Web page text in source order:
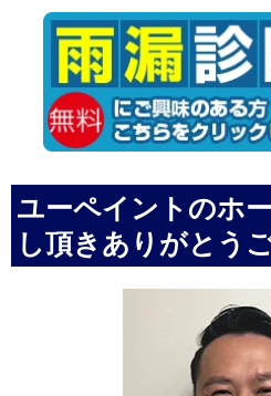
ユーペイントのホ
し頂きありがとう